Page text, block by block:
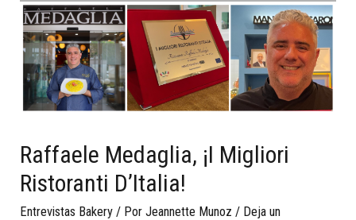
Raffaele Medaglia, ¡I Migliori
Ristoranti D’Italia!
Entrevistas Bakery / PorJeannette Munoz / Deja un